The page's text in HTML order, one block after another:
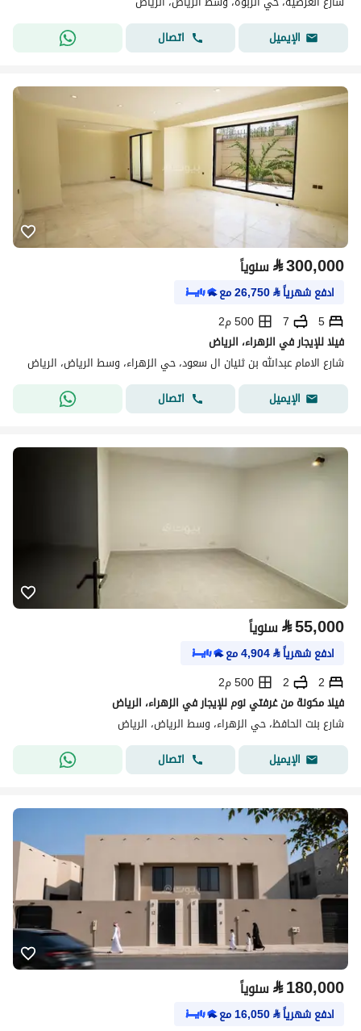
الإيميل
اتصال
⃁300,000 سنوياً
ادفع شهرياً⃁
26,750مع
5
7
500 م2
فيلا للإيجار في الزهراء، الرياض
شارع الامام عبدالله بن ثنيان ال سعود، حي الزهراء، وسط الرياض، الرياض
الإيميل
اتصال
⃁55,000 سنوياً
ادفع شهرياً⃁
4,904مع
2
2
500 م2
فيلا مكونة من غرفتي نوم للإيجار في الزهراء، الرياض
شارع بنت الحافظ، حي الزهراء، وسط الرياض، الرياض
الإيميل
اتصال
⃁180,000 سنوياً
ادفع شهرياً⃁
16,050مع